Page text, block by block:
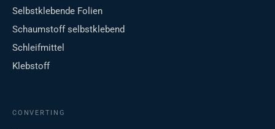
Selbstklebende Folien
Schaumstoff selbstklebend
Schleifmittel
Klebstoff
CONVERTING